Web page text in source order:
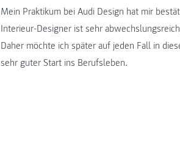
Mein Praktikum bei Audi Design hat mir
Interieur-Designer ist sehr
Daher möchte ich später auf jeden Fall in
sehr guter Start ins Berufsleben.